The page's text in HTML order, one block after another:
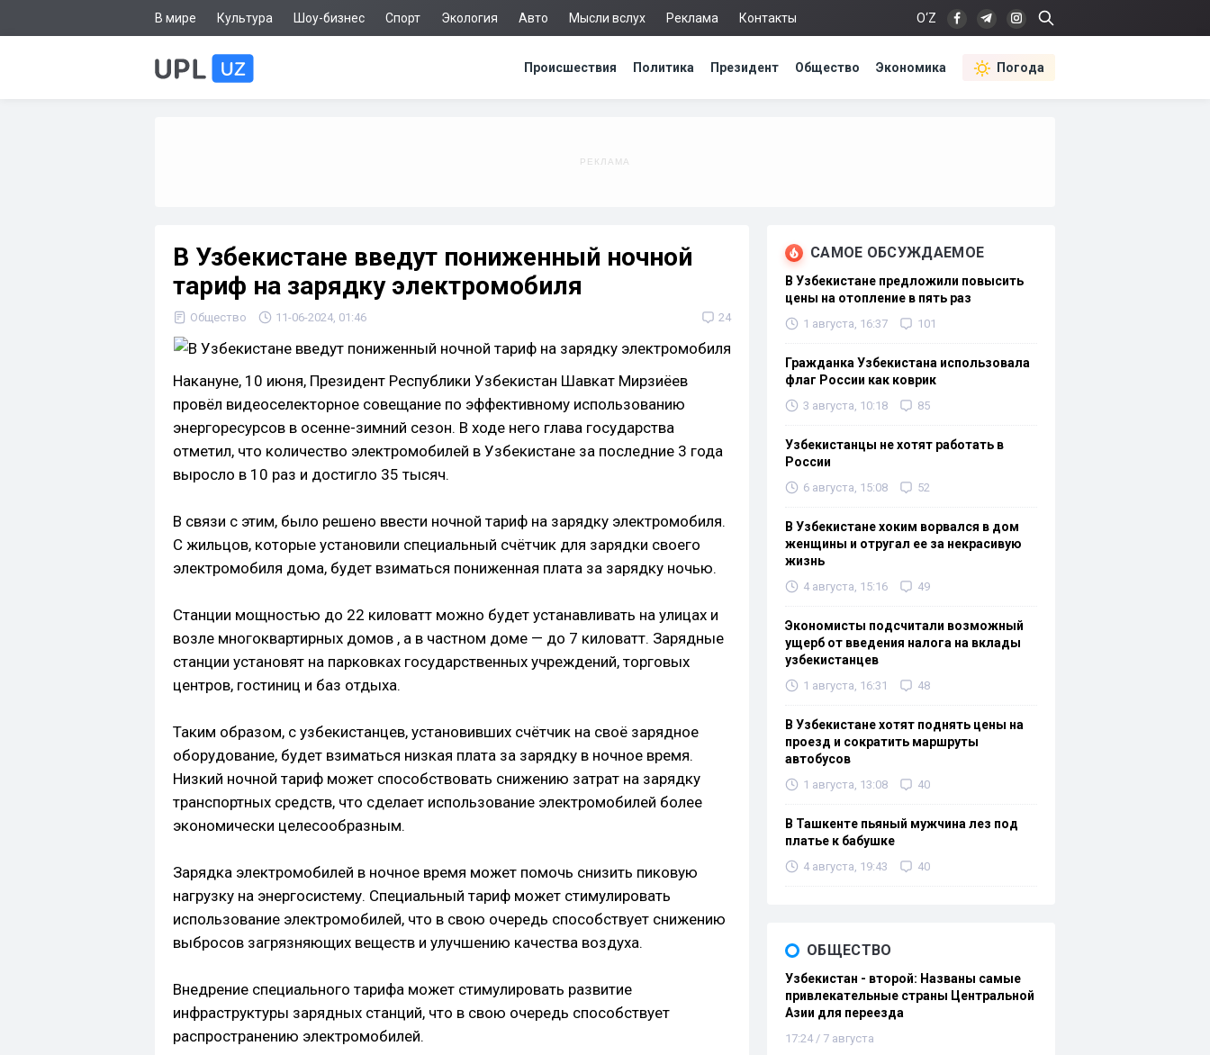
В мире Культура Шоу-бизнес Спорт Экология Авто Мысли вслух Реклама Контакты O‘Z
Происшествия Политика Президент Общество Экономика Погода
В Узбекистане введут пониженный ночной
тариф на зарядку электромобиля
Общество 11-06-2024, 01:46 24
Накануне, 10 июня, Президент Республики Узбекистан Шавкат Мирзиёев
провёл видеоселекторное совещание по эффективному использованию
энергоресурсов в осенне-зимний сезон. В ходе него глава государства
отметил, что количество электромобилей в Узбекистане за последние 3 года
выросло в 10 раз и достигло 35 тысяч.
В связи с этим, было решено ввести ночной тариф на зарядку электромобиля.
С жильцов, которые установили специальный счётчик для зарядки своего
электромобиля дома, будет взиматься пониженная плата за зарядку ночью.
Станции ​​мощностью до 22 киловатт можно будет устанавливать на улицах и
возле многоквартирных домов , а в частном доме — до 7 киловатт. Зарядные
станции установят на парковках государственных учреждений, торговых
центров, гостиниц и баз отдыха.
Таким образом, с узбекистанцев, установивших счётчик на своё зарядное
оборудование, будет взиматься низкая плата за зарядку в ночное время.
Низкий ночной тариф может способствовать снижению затрат на зарядку
транспортных средств, что сделает использование электромобилей более
экономически целесообразным.
Зарядка электромобилей в ночное время может помочь снизить пиковую
нагрузку на энергосистему. Специальный тариф может стимулировать
использование электромобилей, что в свою очередь способствует снижению
выбросов загрязняющих веществ и улучшению качества воздуха.
Внедрение специального тарифа может стимулировать развитие
инфраструктуры зарядных станций, что в свою очередь способствует
распространению электромобилей.
САМОЕ ОБСУЖДАЕМОЕ
В Узбекистане предложили повысить
цены на отопление в пять раз
1 августа, 16:37 101
Гражданка Узбекистана использовала
флаг России как коврик
3 августа, 10:18 85
Узбекистанцы не хотят работать в
России
6 августа, 15:08 52
В Узбекистане хоким ворвался в дом
женщины и отругал ее за некрасивую
жизнь
4 августа, 15:16 49
Экономисты подсчитали возможный
ущерб от введения налога на вклады
узбекистанцев
1 августа, 16:31 48
В Узбекистане хотят поднять цены на
проезд и сократить маршруты
автобусов
1 августа, 13:08 40
В Ташкенте пьяный мужчина лез под
платье к бабушке
4 августа, 19:43 40
ОБЩЕСТВО
Узбекистан - второй: Названы самые
привлекательные страны Центральной
Азии для переезда
17:24 / 7 августа